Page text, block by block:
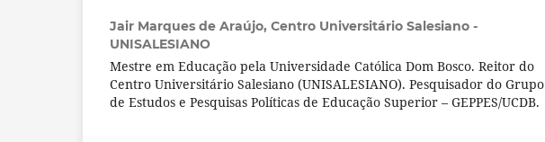
Jair Marques de Araújo, Centro Universitário Salesiano -
UNISALESIANO
Mestre em Educação pela Universidade Católica Dom Bosco. Reitor do
Centro Universitário Salesiano (UNISALESIANO). Pesquisador do Grupo
de Estudos e Pesquisas Políticas de Educação Superior – GEPPES/UCDB.